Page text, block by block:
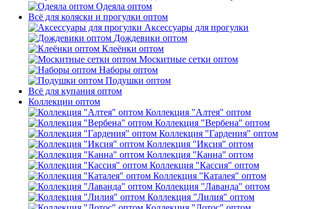
Одеяла оптом
Всё для коляски и прогулки оптом
Аксессуары для прогулки
Дождевики оптом
Клеёнки оптом
Москитные сетки оптом
Наборы оптом
Подушки оптом
Всё для купания оптом
Коллекции оптом
Коллекция "Алтея" оптом
Коллекция "Вербена" оптом
Коллекция "Гардения" оптом
Коллекция "Иксия" оптом
Коллекция "Канна" оптом
Коллекция "Кассия" оптом
Коллекция "Каталея" оптом
Коллекция "Лаванда" оптом
Коллекция "Лилия" оптом